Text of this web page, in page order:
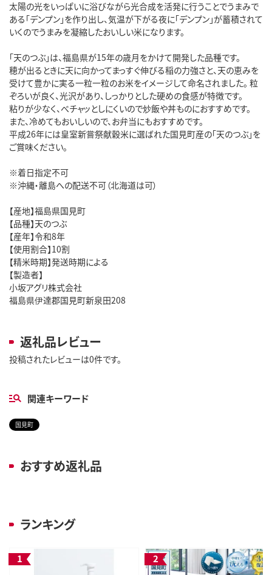
太陽の光をいっぱいに浴びながら光合成を活発に行うことでうまみで
ある「デンプン」を作り出し、気温が下がる夜に「デンプン」が蓄積されて
いくのでうまみを凝縮したおいしい米になります。
「天のつぶ」は、福島県が15年の歳月をかけて開発した品種です。
穂が出るときに天に向かってまっすぐ伸びる稲の力強さと、天の恵みを
受けて豊かに実る一粒一粒のお米をイメージして命名されました。 粒
ぞろいが良く、光沢があり、しっかりとした硬めの食感が特徴です。
粘りが少なく、べチャッとしにくいので炒飯や丼ものにおすすめです。
また、冷めてもおいしいので、お弁当にもおすすめです。
平成26年には皇室新嘗祭献穀米に選ばれた国見町産の「天のつぶ」を
ご賞味ください。
※着日指定不可
※沖縄・離島への配送不可（北海道は可）
【産地】福島県国見町
【品種】天のつぶ
【産年】令和8年
【使用割合】10割
【精米時期】発送時期による
【製造者】
小坂アグリ株式会社
福島県伊達郡国見町新泉田208
返礼品レビュー
投稿されたレビューは0件です。
関連キーワード
国見町
おすすめ返礼品
ランキング